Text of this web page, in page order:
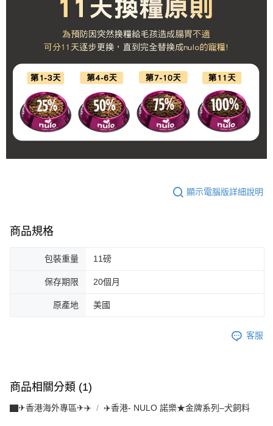
顯示電腦版詳細說明
商品規格
包裝重量 11磅
保存期限 20個月
原產地 美國
客服
商品相關分類 (1)
▇✈香港海外專區✈✈️ ✈️香港- NULO 諾樂★金牌系列–犬飼料